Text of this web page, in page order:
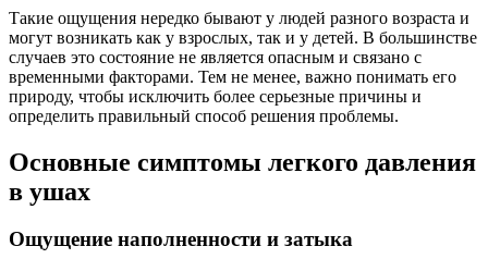
Такие ощущения нередко бывают у людей разного возраста и
могут возникать как у взрослых, так и у детей. В большинстве
случаев это состояние не является опасным и связано с
временными факторами. Тем не менее, важно понимать его
природу, чтобы исключить более серьезные причины и
определить правильный способ решения проблемы.
Основные симптомы легкого давления
в ушах
Ощущение наполненности и затыка